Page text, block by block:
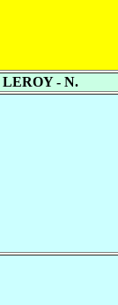
LEROY - N.